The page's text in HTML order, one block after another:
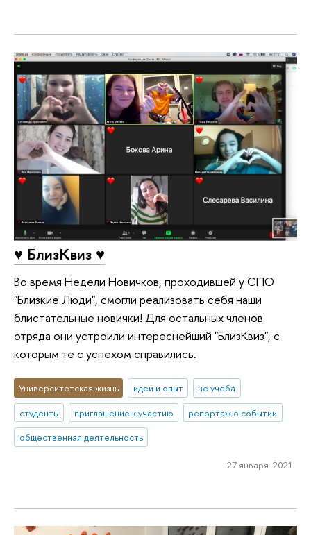
♥ БлизКвиз ♥
Во время Недели Новичков, проходившей у СПО
"Близкие Люди", смогли реализовать себя наши
блистательные новички! Для остальных членов
отряда они устроили интереснейший "БлизКвиз", с
которым те с успехом справились.
Университетская жизнь идеи и опыт
не учеба
студенты
приглашение к участию
репортаж о событии
общественная деятельность
27 января 2021